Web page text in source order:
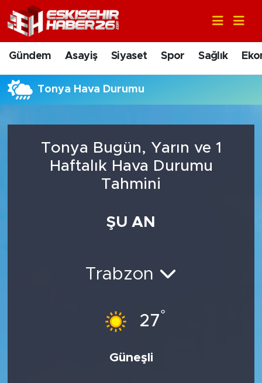
Gündem Asayiş Siyaset Spor Sağlık
Tonya Hava Durumu
Tonya Bugün, Yarın ve 1
Haftalık Hava Durumu
Tahmini
ŞU AN
Trabzon
27°
Güneşli
Gündem
Asayiş
Siyaset
Sağlık
Nöbetçi Eczaneler
Hava Durumu
Trafik Durumu
Tüm Manşetler